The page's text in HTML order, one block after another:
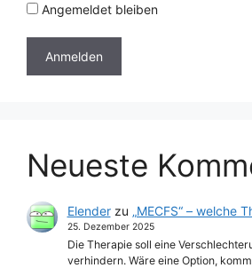
Angemeldet bleiben
Neueste
Elenderzu „MECFS“ – welche
25. Dezember 2025
Die Therapie soll eine
verhindern. Wäre eine Option,